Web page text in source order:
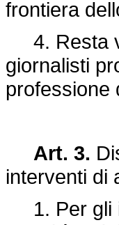
frontiera
4. Resta
giornalisti
professione
Art. 3.
interventi di
1. Per gli